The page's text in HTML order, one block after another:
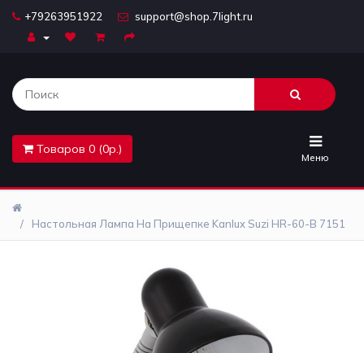
+79263951922 support@shop.7light.ru
Товаров 0 (0р.)
Меню
Комплектующие
Лайтбоксы
Люстры
Настольная Лампа На Прищепке Kanlux Suzi HR-60-B 7151